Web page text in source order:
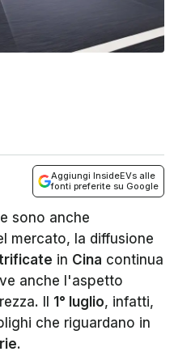
Aggiungi InsideEVs alle
fonti preferite su Google
sono anche
mercato, la diffusione
in Cina continua
anche l'aspetto
Il 1° luglio, infatti,
che riguardano in
.